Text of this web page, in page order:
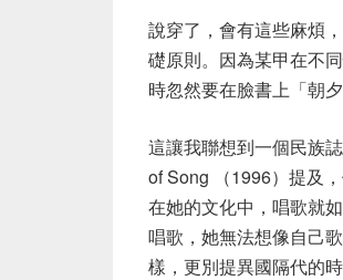
說穿了，會有這些麻煩
礎原則。因為某甲在不
時忽然要在臉書上「朝
這讓我聯想到一個民族
of Song （1996）提及
在她的文化中，唱歌就
唱歌，她無法想像自己
樣，更別提異國隔代的